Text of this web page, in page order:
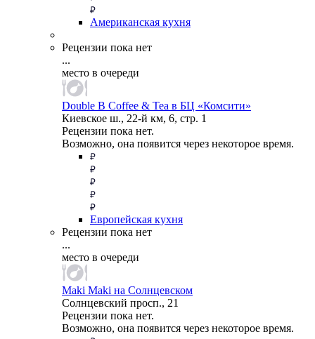
Американская кухня
Рецензии пока нет
...
место в очереди
Double B Coffee & Tea в БЦ «Комсити»
Киевское ш., 22-й км, 6, стр. 1
Рецензии пока нет.
Возможно, она появится через некоторое время.
Европейская кухня
Рецензии пока нет
...
место в очереди
Maki Maki на Солнцевском
Солнцевский просп., 21
Рецензии пока нет.
Возможно, она появится через некоторое время.